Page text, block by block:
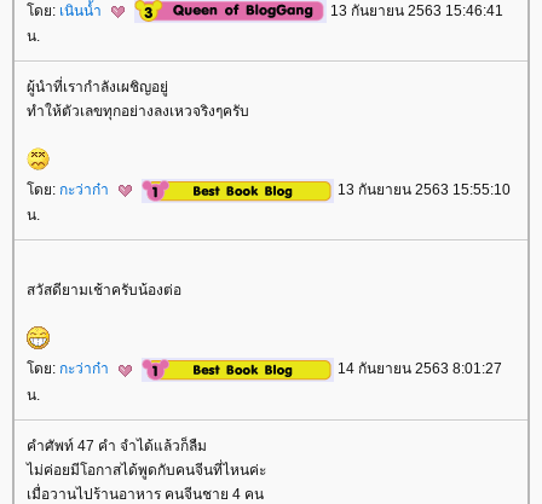
ดย: เนินน้ำ
13 กันยายน 2563 15:46:41
น.
ผู้นำที่เรากำลังเผชิญอยู่
ทำให้ตัวเลขทุกอย่างลงเหวจริงๆครับ
ดย: กะว่าก๋า
13 กันยายน 2563 15:55:10
น.
สวัสดียามเช้าครับน้องต่อ
ดย: กะว่าก๋า
14 กันยายน 2563 8:01:27
น.
คำศัพท์ 47 คำ จำได้แล้วก็ลืม
ไม่ค่อยมีโอกาสได้พูดกับคนจีนที่ไหนค่ะ
เมื่อวานไปร้านอาหาร คนจีนชาย 4 คน